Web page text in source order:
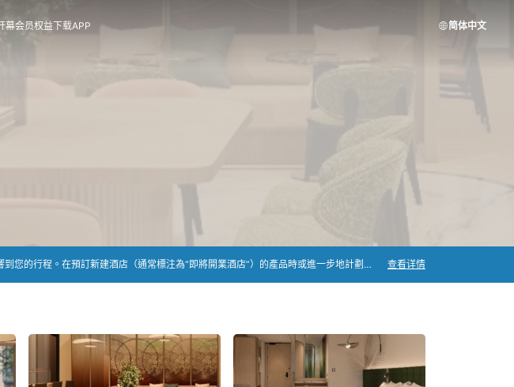
幕会员权益下载APP 简体中文
因受到不可抗力因素的影響，新建酒店的開業時間有可能推遲，由此可能造成原有預訂時間更改或取消從而影響到您的行程。在預訂新建酒店（通常標注為“即將開業酒店”）的產品時或進一步地計劃您的行程之前，請您充分注意到該等延遲開業的風險，事先與您的入住酒店聯系，了解酒店預售產品的取消政策，以免不必要的損失。祝您擁有一個愉快的希爾頓之旅！ 查看详情